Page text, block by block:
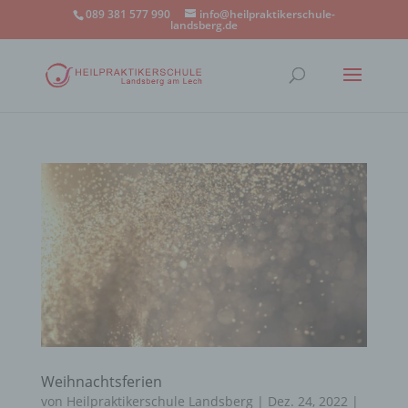
089 381 577 990 info@heilpraktikerschule-
landsberg.de
Weihnachtsferien
von Heilpraktikerschule Landsberg | Dez. 24, 2022 |